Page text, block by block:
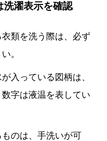
洗濯表示を確認
類を洗う際は、必ず
。
入っている図柄は、
字は液温を表してい
のは、手洗いが可